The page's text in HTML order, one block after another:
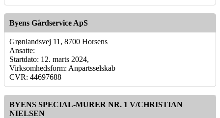
Byens Gårdservice ApS
Grønlandsvej 11, 8700 Horsens
Ansatte:
Startdato: 12. marts 2024,
Virksomhedsform: Anpartsselskab
CVR: 44697688
BYENS SPECIAL-MURER NR. 1 V/CHRISTIAN
NIELSEN